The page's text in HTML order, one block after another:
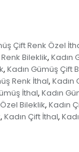
Çift Renk Özel
Bileklik, Kadın
, Kadın Gümüş Çift
Renk İthal, Kadın
İthal, Kadın
Bileklik, Kadın
, Kadın Çift İthal,